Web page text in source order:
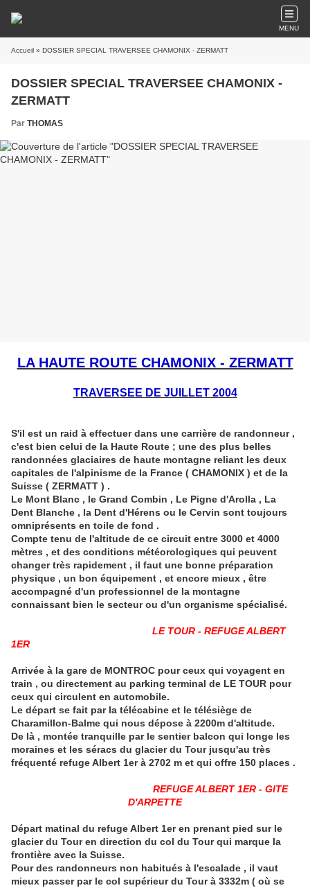
MENU
Accueil » DOSSIER SPECIAL TRAVERSEE CHAMONIX - ZERMATT
DOSSIER SPECIAL TRAVERSEE CHAMONIX -
ZERMATT
Par THOMAS
LA HAUTE ROUTE CHAMONIX - ZERMATT
TRAVERSEE DE JUILLET 2004
S'il est un raid à effectuer dans une carrière de randonneur ,
c'est bien celui de la Haute Route ; une des plus belles
randonnées glaciaires de haute montagne reliant les deux
capitales de l'alpinisme de la France ( CHAMONIX ) et de la
Suisse ( ZERMATT ) .
Le Mont Blanc , le Grand Combin , Le Pigne d'Arolla , La
Dent Blanche , la Dent d'Hérens ou le Cervin sont toujours
omniprésents en toile de fond .
Compte tenu de l'altitude de ce circuit entre 3000 et 4000
mètres , et des conditions météorologiques qui peuvent
changer très rapidement , il faut une bonne préparation
physique , un bon équipement , et encore mieux , être
accompagné d'un professionnel de la montagne
connaissant bien le secteur ou d'un organisme spécialisé.
LE TOUR - REFUGE ALBERT
1ER
Arrivée à la gare de MONTROC pour ceux qui voyagent en
train , ou directement au parking terminal de LE TOUR pour
ceux qui circulent en automobile.
Le départ se fait par la télécabine et le télésiège de
Charamillon-Balme qui nous dépose à 2200m d'altitude.
De là , montée tranquille par le sentier balcon qui longe les
moraines et les séracs du glacier du Tour jusqu'au très
fréquenté refuge Albert 1er à 2702 m et qui offre 150 places .
REFUGE ALBERT 1ER - GITE
D'ARPETTE
Départ matinal du refuge Albert 1er en prenant pied sur le
glacier du Tour en direction du col du Tour qui marque la
frontière avec la Suisse.
Pour des randonneurs non habitués à l'escalade , il vaut
mieux passer par le col supérieur du Tour à 3332m ( où se